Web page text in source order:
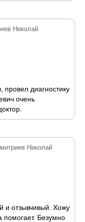
Николай
провел диагностику
очень
Николай
и отзывчивый. Хожу
помогает. Безумно